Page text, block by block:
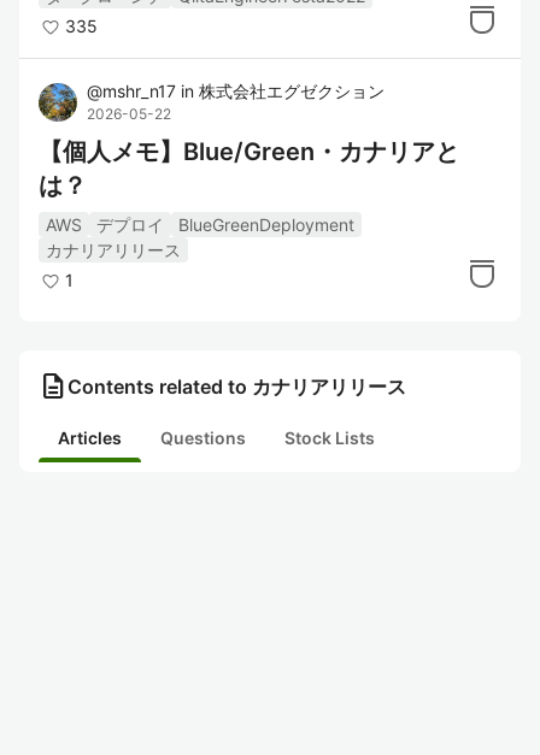
335
@mshr_n17 in 株式会社エグゼクション
2026-05-22
【個人メモ】Blue/Green・カナリアと
は？
AWS デプロイ
BlueGreenDeployment
カナリアリリース
1
description Contents related to カナリアリリース
Articles Questions Stock Lists